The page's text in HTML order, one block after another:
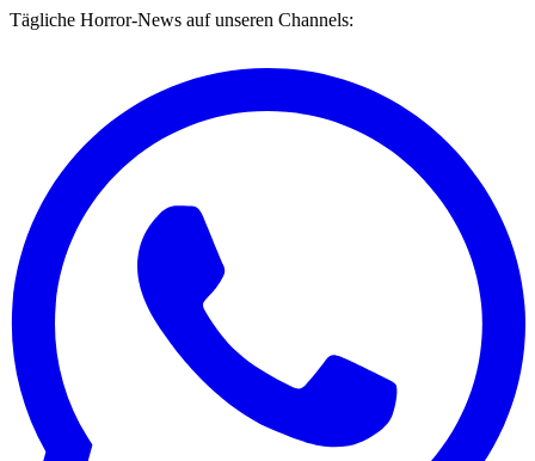
Tägliche Horror-News auf unseren Channels: